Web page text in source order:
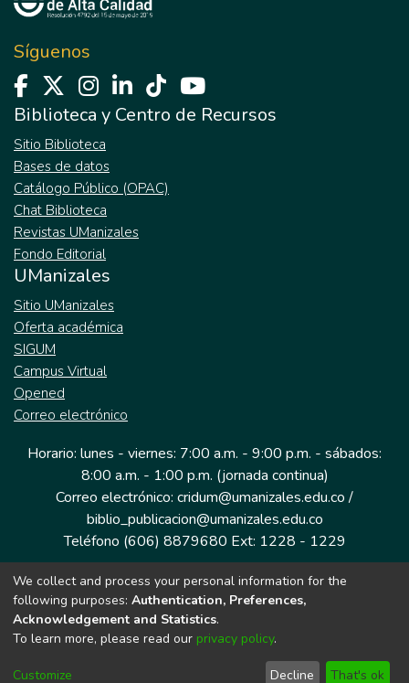
Síguenos
Biblioteca y Centro de Recursos
Sitio Biblioteca
Bases de datos
Catálogo Público (OPAC)
Chat Biblioteca
Revistas UManizales
Fondo Editorial
UManizales
Sitio UManizales
Oferta académica
SIGUM
Campus Virtual
Opened
Correo electrónico
Horario: lunes - viernes: 7:00 a.m. - 9:00 p.m. - sábados:
8:00 a.m. - 1:00 p.m. (jornada continua)
Correo electrónico: cridum@umanizales.edu.co /
biblio_publicacion@umanizales.edu.co
Teléfono (606) 8879680 Ext: 1228 - 1229
Dirección: Cra 9 a # 19-03 Edificio histórico, piso 1
Manizales, Caldas
Colombia.
We collect and process your personal information for the
following purposes: Authentication, Preferences,
Acknowledgement and Statistics.
To learn more, please read our privacy policy.
Customize Decline That's ok